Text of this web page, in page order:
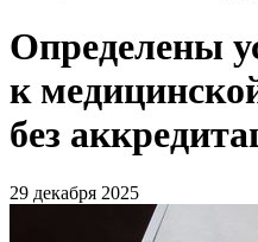
Определены
к
без
29 декабря 2025